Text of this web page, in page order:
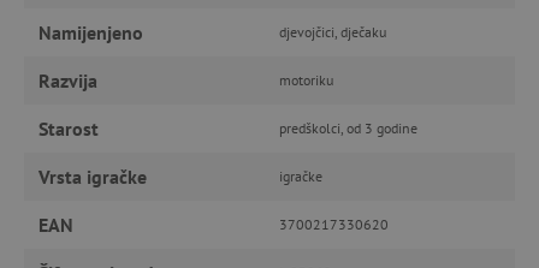
Namijenjeno djevojčici, dječaku
Razvija motoriku
Starost predškolci, od 3 godine
Vrsta igračke igračke
EAN 3700217330620
CILJANOST